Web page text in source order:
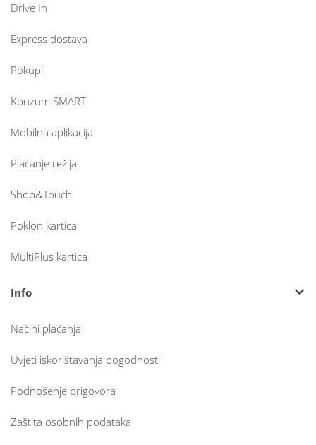
Drive In
Express dostava
Pokupi
Konzum SMART
Mobilna aplikacija
Plaćanje režija
Shop&Touch
Poklon kartica
MultiPlus kartica
Info
Načini plaćanja
Uvjeti iskorištavanja pogodnosti
Podnošenje prigovora
Zaštita osobnih podataka